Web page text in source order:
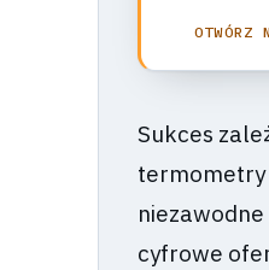
OTWÓRZ
Sukces
termometry
cyfrowe